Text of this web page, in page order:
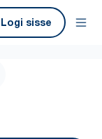
Logi sisse